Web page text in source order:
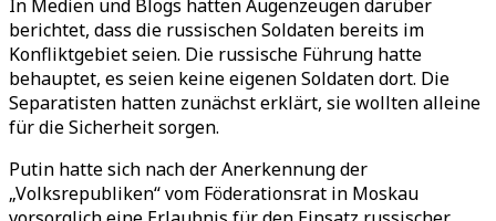
In Medien und Blogs hatten Augenzeugen darüber
berichtet, dass die russischen Soldaten bereits im
Konfliktgebiet seien. Die russische Führung hatte
behauptet, es seien keine eigenen Soldaten dort. Die
Separatisten hatten zunächst erklärt, sie wollten alleine
für die Sicherheit sorgen.
Putin hatte sich nach der Anerkennung der
„Volksrepubliken“ vom Föderationsrat in Moskau